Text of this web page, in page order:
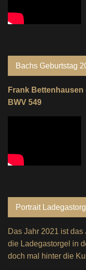
Bachs
Frank
BWV 549
Portrait
Das Jahr 2021 ist das
die Ladegastorgel in
doch mal hinter die